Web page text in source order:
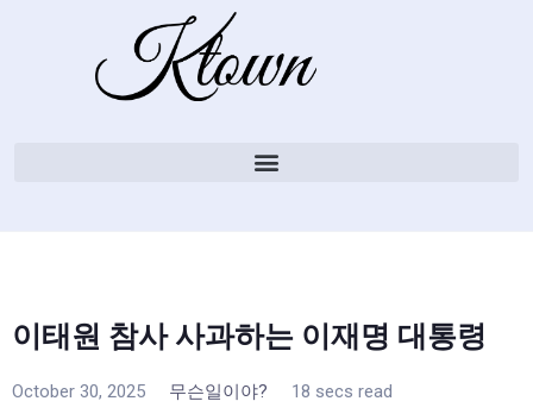
이태원 참사 사과하는 이재명 대통령
October 30, 2025 무슨일이야? 18 secs read